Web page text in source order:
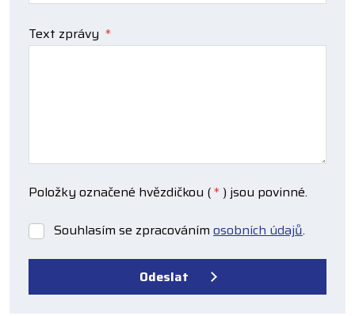
Text zprávy *
Položky označené hvězdičkou (* ) jsou povinné.
Souhlasím
údajů.
Souhlasím se zpracováním osobních údajů.
Odeslat